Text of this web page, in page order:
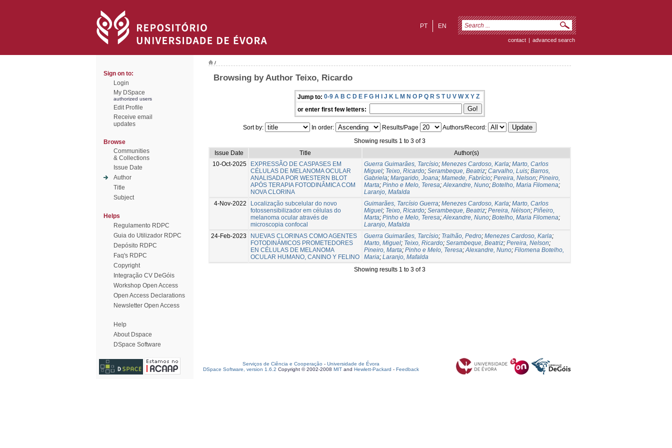
EN
PT
contact | advanced search
Sign on to:
Login
My DSpace
authorized users
Edit Profile
Receive email
updates
Browse
Communities
& Collections
Issue Date
Author
Title
Subject
Helps
Regulamento RDPC
Guia do Utilizador RDPC
Depósito RDPC
Faq's RDPC
Copyright
Integração CV DeGóis
Workshop Open Access
Open Access Declarations
Newsletter Open Access
Help
About Dspace
DSpace Software
/
Browsing by Author Teixo, Ricardo
Jump to: 0-9 A B C D E F G H I J K L M N O P Q R S T U V W X Y Z
or enter first few letters:
Sort by: In order: Results/Page
Authors/Record:
Showing results 1 to 3 of 3
Issue Date
Title
Author(s)
10-Oct-2025
EXPRESSÃO DE CASPASES EM
CÉLULAS DE MELANOMA OCULAR
ANALISADA POR WESTERN BLOT
APÓS TERAPIA FOTODINÂMICA COM
NOVA CLORINA
Guerra Guimarães, Tarcísio; Menezes Cardoso, Karla; Marto, Carlos
Miguel; Teixo, Ricardo; Serambeque, Beatriz; Carvalho, Luis; Barros,
Gabriela; Margarido, Joana; Mamede, Fabrício; Pereira, Nelson; Pineiro,
Marta; Pinho e Melo, Teresa;Alexandre, Nuno; Botelho, Maria Filomena;
Laranjo, Mafalda
4-Nov-2022
Localização subcelular do novo
fotossensibilizador em células do
melanoma ocular através de
microscopia confocal
Guimarães, Tarcísio Guerra; Menezes Cardoso, Karla; Marto, Carlos
Miguel; Teixo, Ricardo; Serambeque, Beatriz; Pereira, Nélson; Piñeiro,
Marta; Pinho e Melo, Teresa;Alexandre, Nuno; Botelho, Maria Filomena;
Laranjo, Mafalda
24-Feb-2023
NUEVAS CLORINAS COMO AGENTES
FOTODINÁMICOS PROMETEDORES
EN CÉLULAS DE MELANOMA
OCULAR HUMANO, CANINO Y FELINO
Guerra Guimarães, Tarcísio; Tralhão, Pedro; Menezes Cardoso, Karla;
Marto, Miguel; Teixo, Ricardo; Serambeque, Beatriz; Pereira, Nelson;
Pineiro, Marta; Pinho e Melo, Teresa;Alexandre, Nuno; Filomena Botelho,
Maria; Laranjo, Mafalda
Showing results 1 to 3 of 3
Serviços de Ciência e Cooperação - Universidade de Évora
DSpace Software, version 1.6.2 Copyright © 2002-2008 MIT and Hewlett-Packard - Feedback